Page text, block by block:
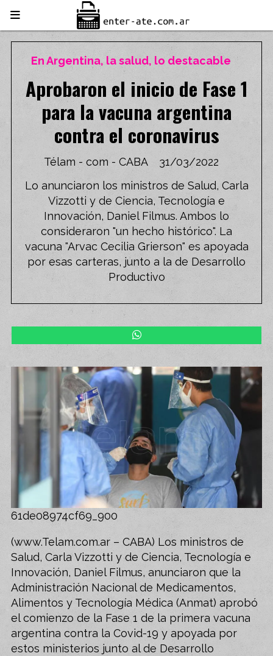
Aprobaron el inicio de Fase 1
para la vacuna argentina
contra el coronavirus
Lo anunciaron los ministros de Salud, Carla
Vizzotti y de Ciencia, Tecnología e
Innovación, Daniel Filmus. Ambos lo
consideraron "un hecho histórico". La
vacuna "Arvac Cecilia Grierson" es apoyada
por esas carteras, junto a la de Desarrollo
Productivo
En Argentina, la salud, lo destacable
31/03/2022
Télam - com - CABA
61de08974cf69_900
(www.Telam.com.ar – CABA) Los ministros de
Salud, Carla Vizzotti y de Ciencia, Tecnología e
Innovación, Daniel Filmus, anunciaron que la
Administración Nacional de Medicamentos,
Alimentos y Tecnología Médica (Anmat) aprobó
el comienzo de la Fase 1 de la primera vacuna
argentina contra la Covid-19 y apoyada por
estos ministerios junto al de Desarrollo